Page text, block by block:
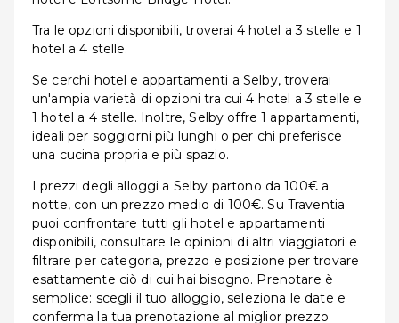
Tra le opzioni disponibili, troverai 4 hotel a 3 stelle e 1
hotel a 4 stelle.
Se cerchi hotel e appartamenti a Selby, troverai
un'ampia varietà di opzioni tra cui 4 hotel a 3 stelle e
1 hotel a 4 stelle. Inoltre, Selby offre 1 appartamenti,
ideali per soggiorni più lunghi o per chi preferisce
una cucina propria e più spazio.
I prezzi degli alloggi a Selby partono da 100€ a
notte, con un prezzo medio di 100€. Su Traventia
puoi confrontare tutti gli hotel e appartamenti
disponibili, consultare le opinioni di altri viaggiatori e
filtrare per categoria, prezzo e posizione per trovare
esattamente ciò di cui hai bisogno. Prenotare è
semplice: scegli il tuo alloggio, seleziona le date e
conferma la tua prenotazione al miglior prezzo